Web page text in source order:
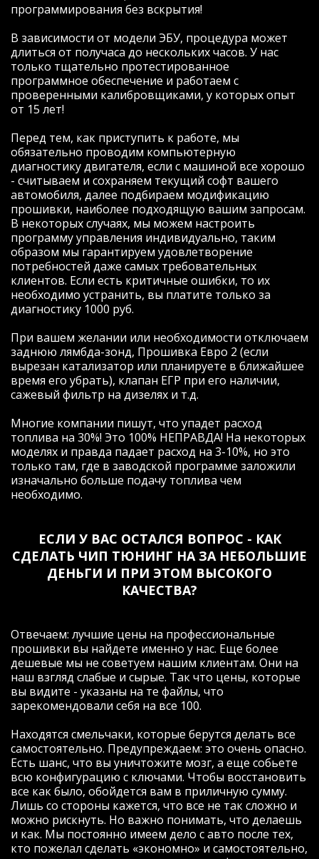
заранее оговорив с Евгением, что
будем делать с авто примем во время
встречи. Так и сделали: встретились, еще
раз все оговорили и в течение получаса
Евгений исполнил все как и требовалось.
В итоге получилось активировать
несколько модулей:
ключа блокируется АКПП;
- активировано управление климатом "с
руля" в правом окошке БК;
- активирована индикация наружной
температуры в правом окошке БК;
- активирована возможность изменения
настроек зеркал при движении задним
ходом (помощь при парковке);
- активирована память противотуманок
(включаются автоматически). Ну, и самое
главное, уже по дороге домой оценил в
полной мере те ранее скрытые
возможности эластичной и
трансмиссия"автомобиля, которые
теперь стали доступны!
Евгений, огромное Вам спасибо за
отзывчивость, человеческое общение и
профессионализм! Удачи и еще больше
Рейтинг отзыва:5
очевиден. Договорившись заранее о
встрече, приехал в назначенное время и
в оговоренное место (удобное для обеих
сторон). Женя был как всегда пунктуален
(за что ему отдельная благодарность).
как всегда наловил пачку (не мудрено за
20 тыс то ))), но ошибки были не
связанные с жизнедеятельностью
двигателя или топливной системы,
потому в чипе отказано не было (моторы
с ошибкой по двигателю сначала
конечно же чинятся).
Вообщем считали стоковую прошивку, и
буквально через минут 25-30 мне уже
заливали ЧИП (а может ДЕЙЛ, мне не
столь важно как оно называется, главное
что есть результат).
Вообщем разница действительно
ощутима:
Ну во первых мотор стал крутиться более
5,5 тыс оборотов- что для меня было
невероятно приятно (не хватало явно
программирования без вскрытия!
В зависимости от модели ЭБУ, процедура может
длиться от получаса до нескольких часов. У нас
только тщательно протестированное
программное обеспечение и работаем с
проверенными калибровщиками, у которых опыт
от 15 лет!
Перед тем, как приступить к работе, мы
обязательно проводим компьютерную
диагностику двигателя, если с машиной все хорошо
- считываем и сохраняем текущий софт вашего
автомобиля, далее подбираем модификацию
прошивки, наиболее подходящую вашим запросам.
В некоторых случаях, мы можем настроить
программу управления индивидуально, таким
образом мы гарантируем удовлетворение
потребностей даже самых требовательных
клиентов. Если есть критичные ошибки, то их
необходимо устранить, вы платите только за
диагностику 1000 руб.
При вашем желании или необходимости отключаем
заднюю лямбда-зонд, Прошивка Евро 2 (если
вырезан катализатор или планируете в ближайшее
время его убрать), клапан ЕГР при его наличии,
сажевый фильтр на дизелях и т.д.
Многие компании пишут, что упадет расход
топлива на 30%! Это 100% НЕПРАВДА! На некоторых
моделях и правда падает расход на 3-10%, но это
только там, где в заводской программе заложили
изначально больше подачу топлива чем
необходимо.
ЕСЛИ У ВАС ОСТАЛСЯ ВОПРОС - КАК
СДЕЛАТЬ ЧИП ТЮНИНГ НА ЗА НЕБОЛЬШИЕ
ДЕНЬГИ И ПРИ ЭТОМ ВЫСОКОГО
КАЧЕСТВА?
Отвечаем: лучшие цены на профессиональные
прошивки вы найдете именно у нас. Еще более
дешевые мы не советуем нашим клиентам. Они на
наш взгляд слабые и сырые. Так что цены, которые
вы видите - указаны на те файлы, что
зарекомендовали себя на все 100.
Находятся смельчаки, которые берутся делать все
самостоятельно. Предупреждаем: это очень опасно.
Есть шанс, что вы уничтожите мозг, а еще собьете
всю конфигурацию с ключами. Чтобы восстановить
все как было, обойдется вам в приличную сумму.
Лишь со стороны кажется, что все не так сложно и
можно рискнуть. Но важно понимать, что делаешь
и как. Мы постоянно имеем дело с авто после тех,
кто пожелал сделать «экономно» и самостоятельно,